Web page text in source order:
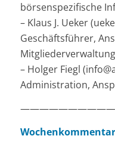
börsenspezifische
– Klaus J. Ueker
Geschäftsführer,
Mitgliederverwaltung
– Holger Fiegl
Administration,
Wochenkommentar